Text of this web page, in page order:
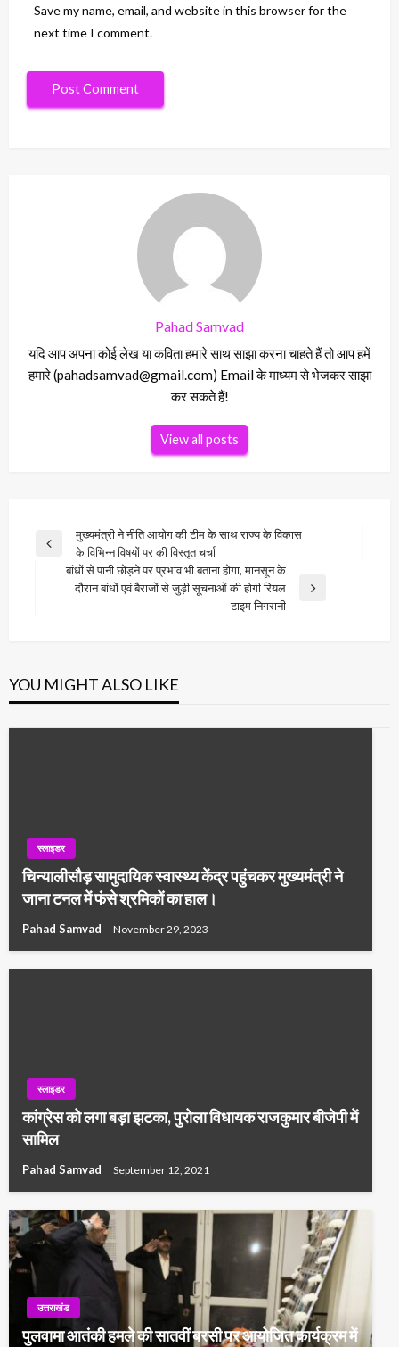
Save my name, email, and website in this browser for the
next time I comment.
Pahad Samvad
यदि आप अपना कोई लेख या कविता हमारे साथ साझा करना चाहते हैं तो आप हमें
हमारे (pahadsamvad@gmail.com) Email के माध्यम से भेजकर साझा
कर सकते हैं!
View all posts
Post
navigation
Previous
मुख्यमंत्री ने नीति आयोग की टीम के साथ राज्य के विकास
के विभिन्न विषयों पर की विस्तृत चर्चा
Next
बांधों से पानी छोड़ने पर प्रभाव भी बताना होगा, मानसून के
दौरान बांधों एवं बैराजों से जुड़ी सूचनाओं की होगी रियल
टाइम निगरानी
YOU MIGHT ALSO LIKE
स्लाइडर
चिन्यालीसौड़ सामुदायिक स्वास्थ्य केंद्र पहुंचकर मुख्यमंत्री ने
जाना टनल में फंसे श्रमिकों का हाल।
Pahad Samvad November 29, 2023
स्लाइडर
कांग्रेस को लगा बड़ा झटका, पुरोला विधायक राजकुमार बीजेपी में
सामिल
Pahad Samvad September 12, 2021
उत्तराखंड
पुलवामा आतंकी हमले की सातवीं बरसी पर आयोजित कार्यक्रम में